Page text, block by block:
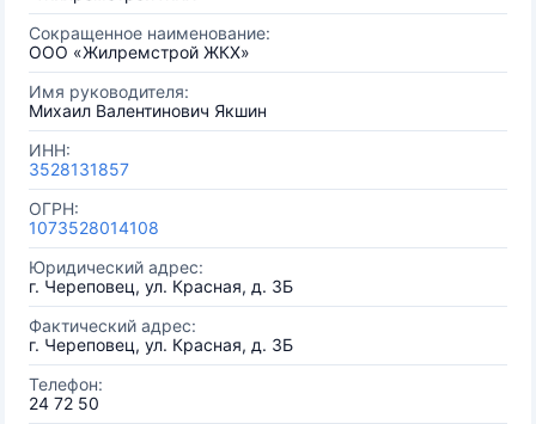
Сокращенное наименование:
ООО «Жилремстрой ЖКХ»
Имя руководителя:
Михаил Валентинович Якшин
ИНН:
3528131857
ОГРН:
1073528014108
Юридический адрес:
г. Череповец, ул. Красная, д. 3Б
Фактический адрес:
г. Череповец, ул. Красная, д. 3Б
Телефон:
24 72 50